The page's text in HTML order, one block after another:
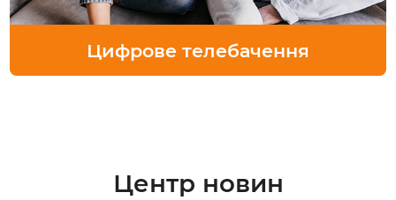
Цифрове телебачення
Центр новин